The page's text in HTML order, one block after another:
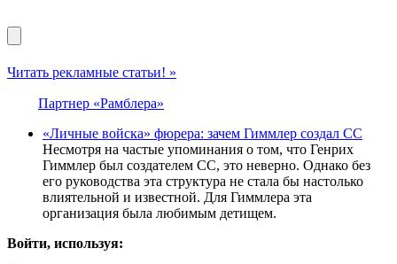
Читать рекламные статьи! »
Партнер «Рамблера»
«Личные войска» фюрера: зачем Гиммлер создал СС
Несмотря на частые упоминания о том, что Генрих
Гиммлер был создателем СС, это неверно. Однако без
его руководства эта структура не стала бы настолько
влиятельной и известной. Для Гиммлера эта
организация была любимым детищем.
Войти, используя: